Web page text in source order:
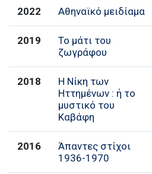
2022 Αθηναϊκό μειδίαμα
2019
Το μάτι του
ζωγράφου
2018
Η Νίκη των
Ηττημένων : ή το
μυστικό του
Καβάφη
2016
Άπαντες στίχοι
1936-1970